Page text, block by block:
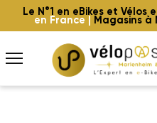
Le N°1 en eBikes et Vélos
en France | Magasins à